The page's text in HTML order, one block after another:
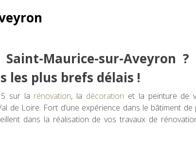
Maurice-sur-Aveyron ?
les plus brefs délais !
sur la rénovation, la décoration et la peinture de
de Loire. Fort d’une expérience dans le bâtiment de
dans la réalisation de vos travaux de